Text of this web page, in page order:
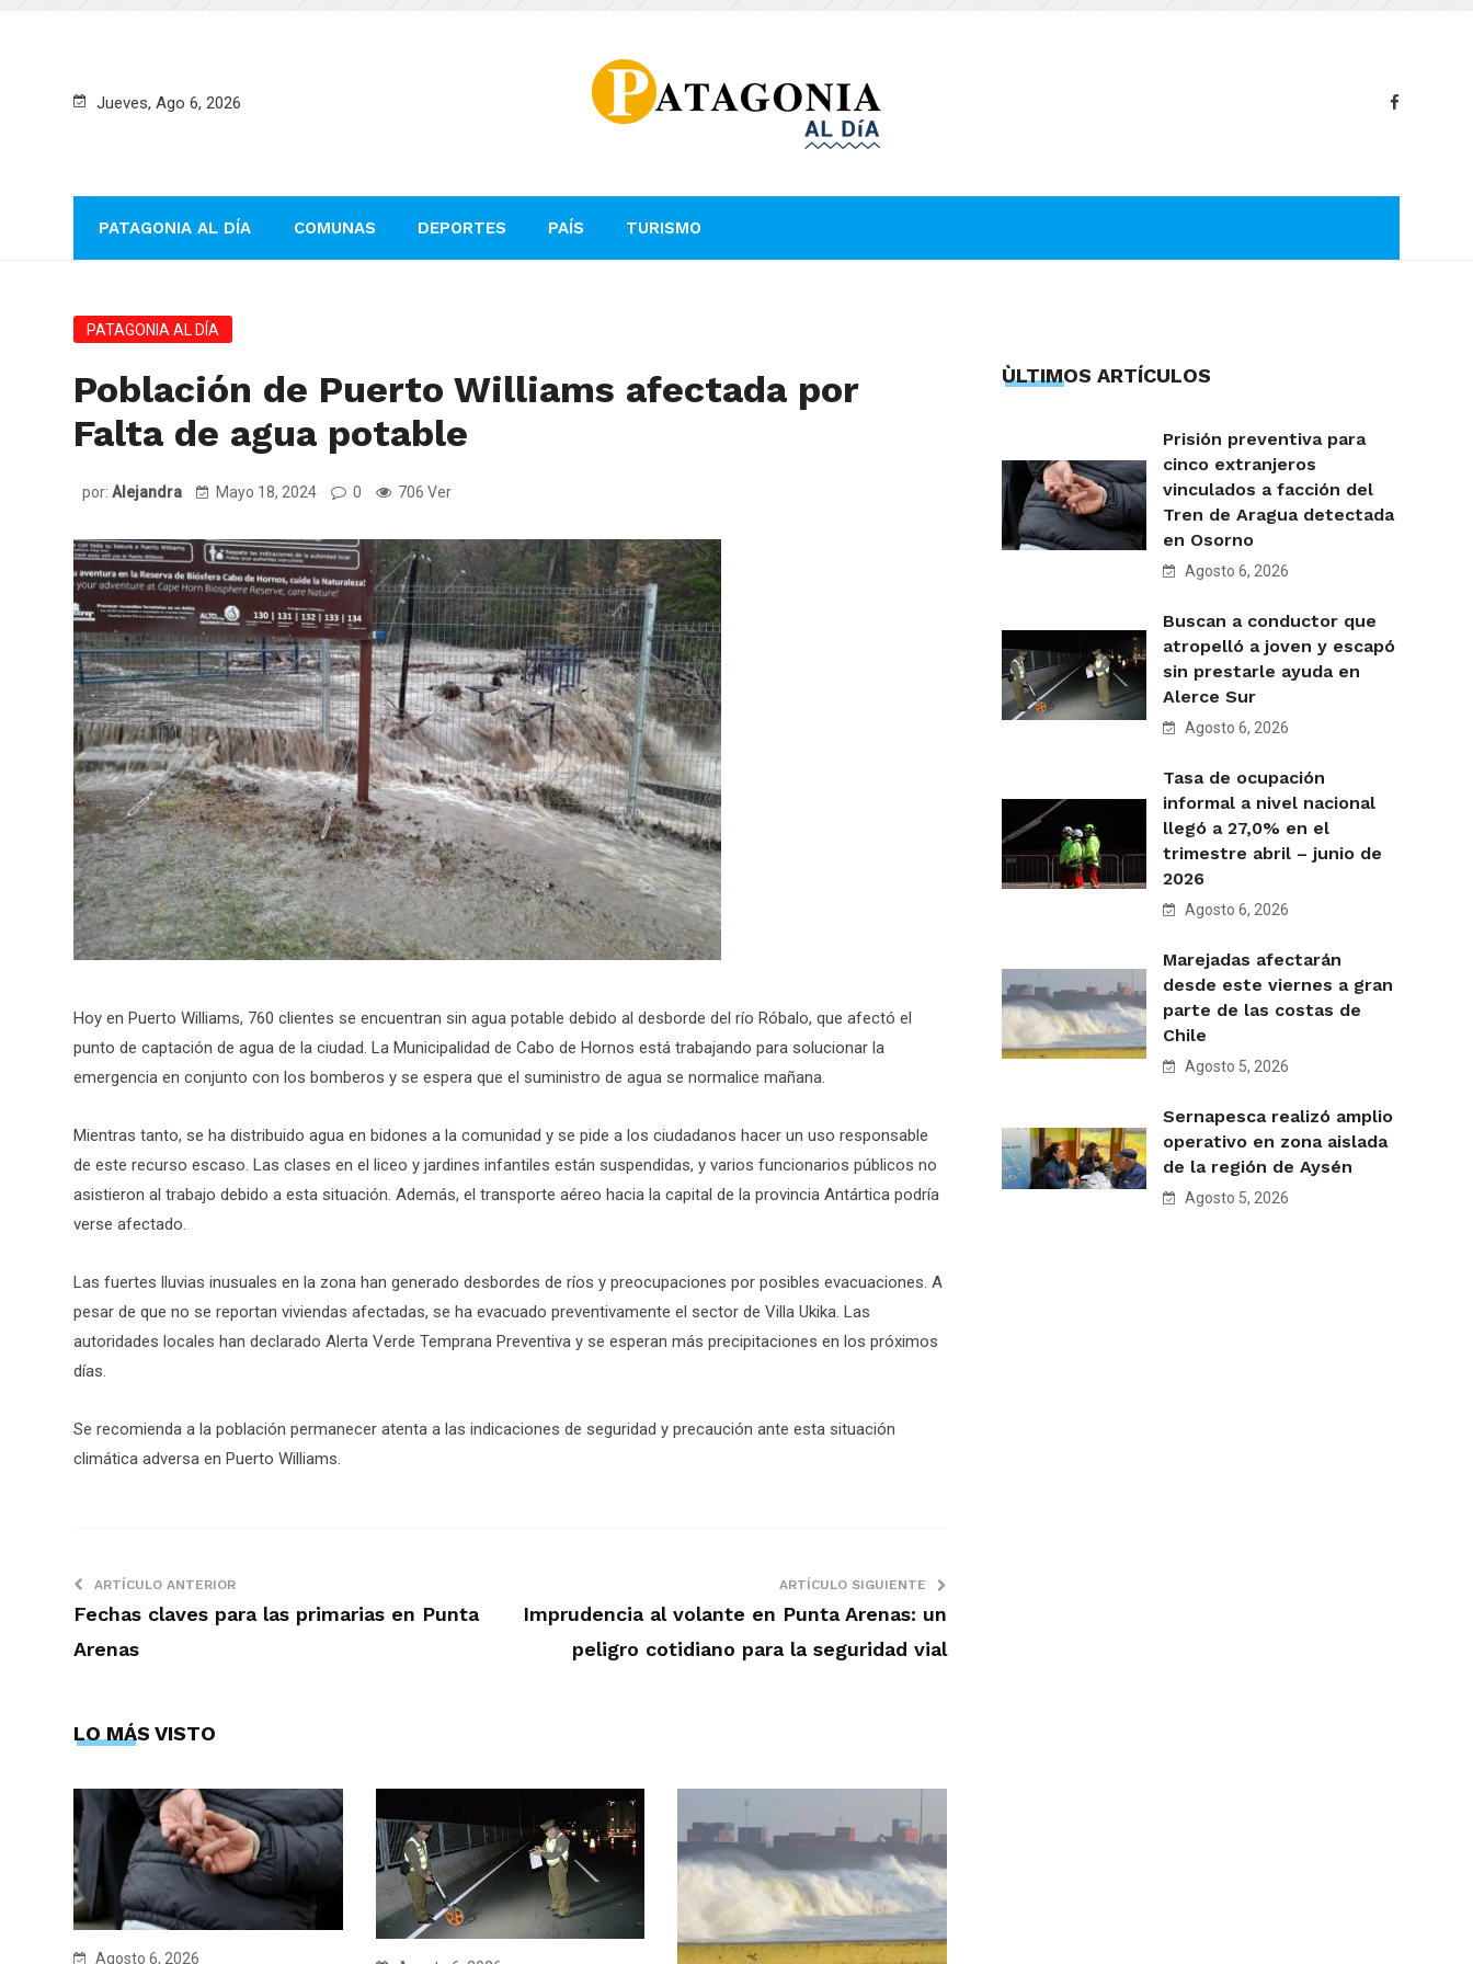
Jueves, Ago 6, 2026
PATAGONIA AL DÍA COMUNAS DEPORTES PAÍS TURISMO
PATAGONIA AL DÍA
Población de Puerto Williams afectada por
Falta de agua potable
por: Alejandra Mayo 18, 2024 0 706 Ver
Hoy en Puerto Williams, 760 clientes se encuentran sin agua potable debido al desborde del río Róbalo, que afectó el
punto de captación de agua de la ciudad. La Municipalidad de Cabo de Hornos está trabajando para solucionar la
emergencia en conjunto con los bomberos y se espera que el suministro de agua se normalice mañana.
Mientras tanto, se ha distribuido agua en bidones a la comunidad y se pide a los ciudadanos hacer un uso responsable
de este recurso escaso. Las clases en el liceo y jardines infantiles están suspendidas, y varios funcionarios públicos no
asistieron al trabajo debido a esta situación. Además, el transporte aéreo hacia la capital de la provincia Antártica podría
verse afectado.
Las fuertes lluvias inusuales en la zona han generado desbordes de ríos y preocupaciones por posibles evacuaciones. A
pesar de que no se reportan viviendas afectadas, se ha evacuado preventivamente el sector de Villa Ukika. Las
autoridades locales han declarado Alerta Verde Temprana Preventiva y se esperan más precipitaciones en los próximos
días.
Se recomienda a la población permanecer atenta a las indicaciones de seguridad y precaución ante esta situación
climática adversa en Puerto Williams.
ARTÍCULO ANTERIOR
Fechas claves para las primarias en Punta
Arenas
ARTÍCULO SIGUIENTE
Imprudencia al volante en Punta Arenas: un
peligro cotidiano para la seguridad vial
LO MÁS VISTO
Agosto 6, 2026
ÙLTIMOS ARTÍCULOS
Prisión preventiva para
cinco extranjeros
vinculados a facción del
Tren de Aragua detectada
en Osorno
Agosto 6, 2026
Buscan a conductor que
atropelló a joven y escapó
sin prestarle ayuda en
Alerce Sur
Agosto 6, 2026
Tasa de ocupación
informal a nivel nacional
llegó a 27,0% en el
trimestre abril – junio de
2026
Agosto 6, 2026
Marejadas afectarán
desde este viernes a gran
parte de las costas de
Chile
Agosto 5, 2026
Sernapesca realizó amplio
operativo en zona aislada
de la región de Aysén
Agosto 5, 2026